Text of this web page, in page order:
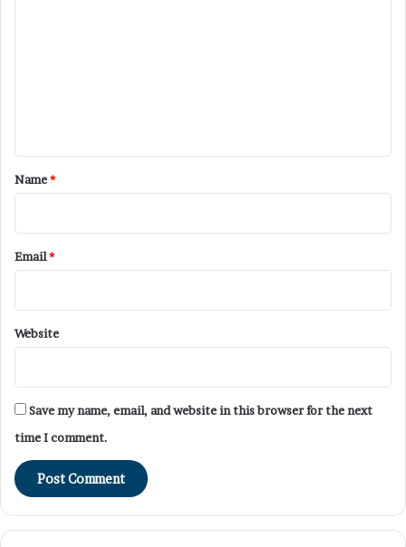
*
Name*
Email*
Website
Save my name, email, and website in this browser for the next
time I comment.